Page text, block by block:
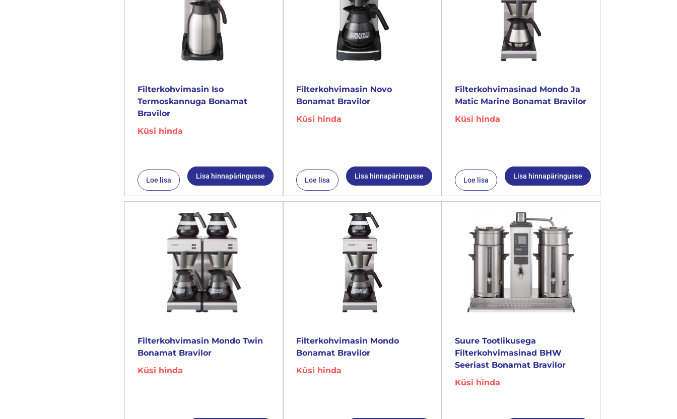
Filterkohvimasin Iso
Termoskannuga Bonamat
Bravilor
Küsi hinda
Loe lisa Lisa hinnapäringusse
Filterkohvimasin Novo
Bonamat Bravilor
Küsi hinda
Loe lisa Lisa hinnapäringusse
Filterkohvimasinad Mondo Ja
Matic Marine Bonamat Bravilor
Küsi hinda
Loe lisa Lisa hinnapäringusse
Filterkohvimasin Mondo Twin
Bonamat Bravilor
Küsi hinda
Filterkohvimasin Mondo
Bonamat Bravilor
Küsi hinda
Suure Tootlikusega
Filterkohvimasinad BHW
Seeriast Bonamat Bravilor
Küsi hinda